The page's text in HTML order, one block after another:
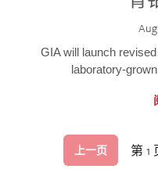
GIA will launch
laboratory-
上一页 第 1